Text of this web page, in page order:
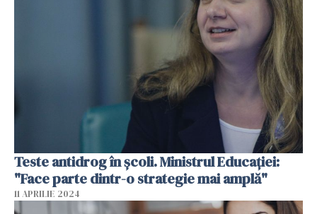
Teste antidrog în școli. Ministrul Educației:
"Face parte dintr-o strategie mai amplă"
11 APRILIE 2024